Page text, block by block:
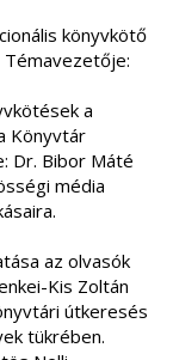
könyvkötő
Témavezetője:
a
Könyvtár
Dr. Bibor Máté
média
az olvasók
Kis Zoltán
útkeresés
tükrében.